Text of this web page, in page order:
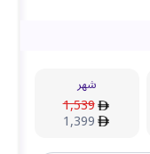
شهر
1,539
1,399